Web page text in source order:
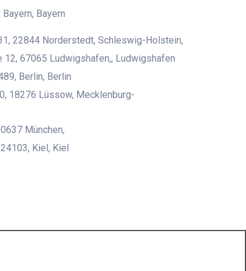
Bayern
22844 Norderstedt, Schleswig-Holstein,
67065 Ludwigshafen,, Ludwigshafen
Berlin, Berlin
18276 Lüssow, Mecklenburg-
München,
Kiel, Kiel